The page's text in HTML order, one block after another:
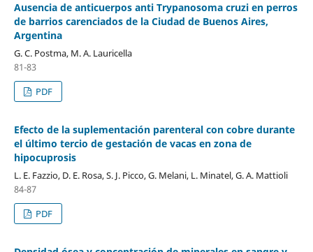
Ausencia de anticuerpos anti Trypanosoma cruzi en perros
de barrios carenciados de la Ciudad de Buenos Aires,
Argentina
G. C. Postma, M. A. Lauricella
81-83
PDF
Efecto de la suplementación parenteral con cobre durante
el último tercio de gestación de vacas en zona de
hipocuprosis
L. E. Fazzio, D. E. Rosa, S. J. Picco, G. Melani, L. Minatel, G. A. Mattioli
84-87
PDF